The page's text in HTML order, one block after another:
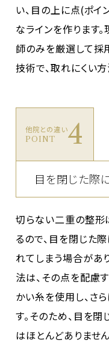
い、目の上に点(ポイ
なラインを作ります
師のみを厳選して採
技術で、取れにくい
他院との違い
POINT 4
目を閉じた際
切らない二重の整形
るので、目を閉じた
れてしまう場合があ
法は、その点を配慮
かい糸を使用し、さ
す。そのため、目を
はほとんどありません